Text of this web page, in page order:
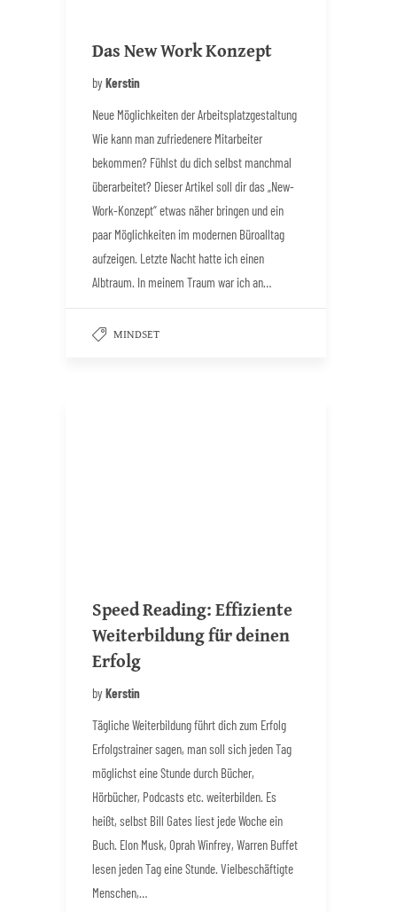
Das New Work Konzept
by Kerstin
Neue Möglichkeiten der Arbeitsplatzgestaltung
Wie kann man zufriedenere Mitarbeiter
bekommen? Fühlst du dich selbst manchmal
überarbeitet? Dieser Artikel soll dir das „New-
Work-Konzept“ etwas näher bringen und ein
paar Möglichkeiten im modernen Büroalltag
aufzeigen. Letzte Nacht hatte ich einen
Albtraum. In meinem Traum war ich an…
MINDSET
Speed Reading: Effiziente
Weiterbildung für deinen
Erfolg
by Kerstin
Tägliche Weiterbildung führt dich zum Erfolg
Erfolgstrainer sagen, man soll sich jeden Tag
möglichst eine Stunde durch Bücher,
Hörbücher, Podcasts etc. weiterbilden. Es
heißt, selbst Bill Gates liest jede Woche ein
Buch. Elon Musk, Oprah Winfrey, Warren Buffet
lesen jeden Tag eine Stunde. Vielbeschäftigte
Menschen,…